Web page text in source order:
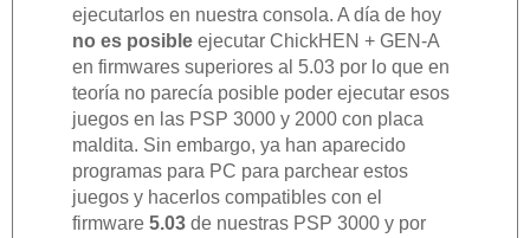
ejecutarlos en nuestra consola. A día de hoy
no es posibleejecutar ChickHEN + GEN-A
en firmwares superiores al 5.03 por lo que en
teoría no parecía posible poder ejecutar esos
juegos en las PSP 3000 y 2000 con placa
maldita. Sin embargo, ya han aparecido
programas para PC para parchear estos
juegos y hacerlos compatibles con el
firmware 5.03de nuestras PSP 3000 y por